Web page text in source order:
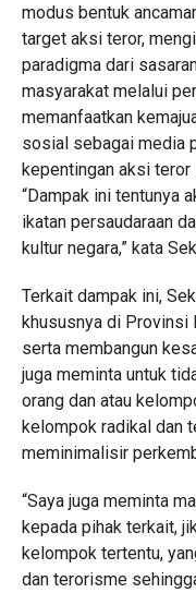
modus bentuk
target aksi teror,
paradigma dari
masyarakat melalui
memanfaatkan
sosial sebagai media
kepentingan aksi teror
“Dampak ini tentunya
ikatan persaudaraan
kultur negara,” kata
Terkait dampak ini,
khususnya di Provinsi
serta membangun
juga meminta untuk
orang dan atau
kelompok radikal dan
meminimalisir
“Saya juga meminta
kepada pihak terkait,
kelompok tertentu,
dan terorisme